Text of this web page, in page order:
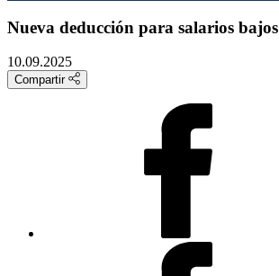
Nueva deducción para salarios bajos
10.09.2025
Compartir